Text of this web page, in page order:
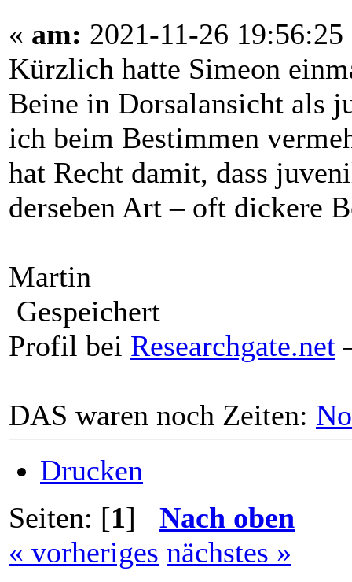
« am: 2021-11-26 19:56:25
Kürzlich hatte Simeon
Beine in Dorsalansicht als
ich beim Bestimmen
hat Recht damit, dass
derseben Art – oft dickere
Martin
Gespeichert
Profil bei Researchgate.net
DAS waren noch Zeiten:
Drucken
Seiten: [1] Nach oben
« vorheriges nächstes »